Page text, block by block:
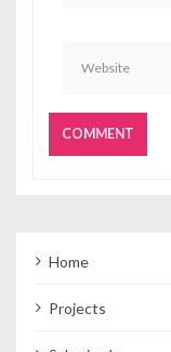
Home
Projects